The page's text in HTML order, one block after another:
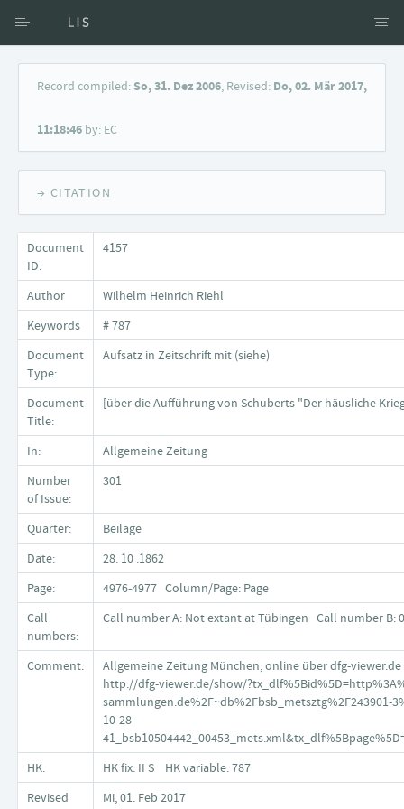
Access via Author
Keyword Search
Record compiled:So, 31. Dez 2006, Revised: Do, 02. Mär 2017,
11:18:46 by: EC
→ CITATION
Document
ID:
4157
Author
Wilhelm Heinrich Riehl
Keywords
# 787
Document
Type:
Aufsatz in Zeitschrift mit (siehe)
Document
Title:
[über die Aufführung von Schuberts "Der häusliche
In:
Allgemeine Zeitung
Number
of Issue:
301
Quarter:
Beilage
Date:
28. 10 .1862
Page:
4976-4977 Column/Page: Page
Call
numbers:
Call number A: Not extant at Tübingen Call number B:
Comment:
Allgemeine Zeitung München, online über dfg-viewer.de
http://dfg-viewer.de/show/
sammlungen.de%2F~db%2Fbsb_metsztg%2F243901-
10-28-
HK:
HK fix: II S HK variable: 787
Revised
Mi, 01. Feb 2017